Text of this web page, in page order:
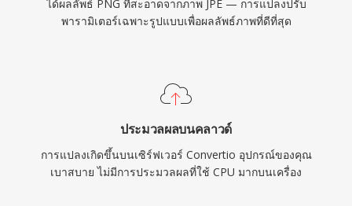
ได้ผลลัพธ์ PNG ที่สะอาดจากภาพ JPE — การแปลงปรับ
พารามิเตอร์เฉพาะรูปแบบเพื่อผลลัพธ์ภาพที่ดีที่สุด
ประมวลผลบนคลาวด์
การแปลงเกิดขึ้นบนเซิร์ฟเวอร์ Convertio อุปกรณ์ของคุณ
เบาสบาย ไม่มีการประมวลผลที่ใช้ CPU มากบนเครื่อง